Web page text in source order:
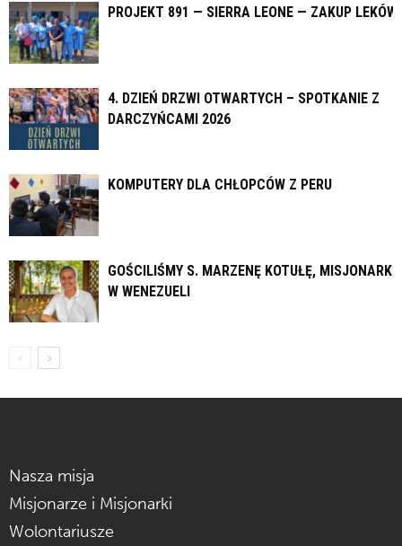
PROJEKT 891 — SIERRA LEONE — ZAKUP LEKÓW
4. DZIEŃ DRZWI OTWARTYCH – SPOTKANIE Z
DARCZYŃCAMI 2026
KOMPUTERY DLA CHŁOPCÓW Z PERU
GOŚCILIŚMY S. MARZENĘ KOTUŁĘ, MISJONARKĘ
W WENEZUELI
Nasza misja
Misjonarze i Misjonarki
Wolontariusze